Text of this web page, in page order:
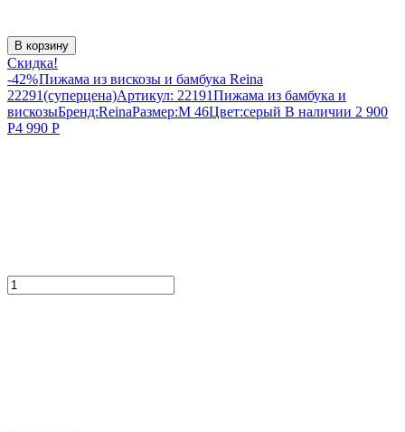
В корзину
Скидка!
-42%Пижама из вискозы и бамбука Reina
22291(суперцена)Артикул: 22191Пижама из бамбука и
вискозыБренд:ReinaРазмер:M 46Цвет:серый В наличии 2 900
Р4 990 Р